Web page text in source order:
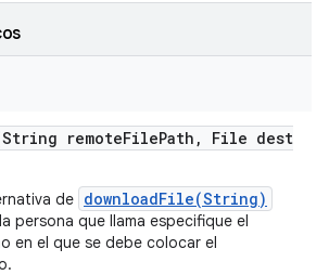
remoteFilePath ,
File dest
de downloadFile(String)
persona que llama especifique el
en el que se debe colocar el